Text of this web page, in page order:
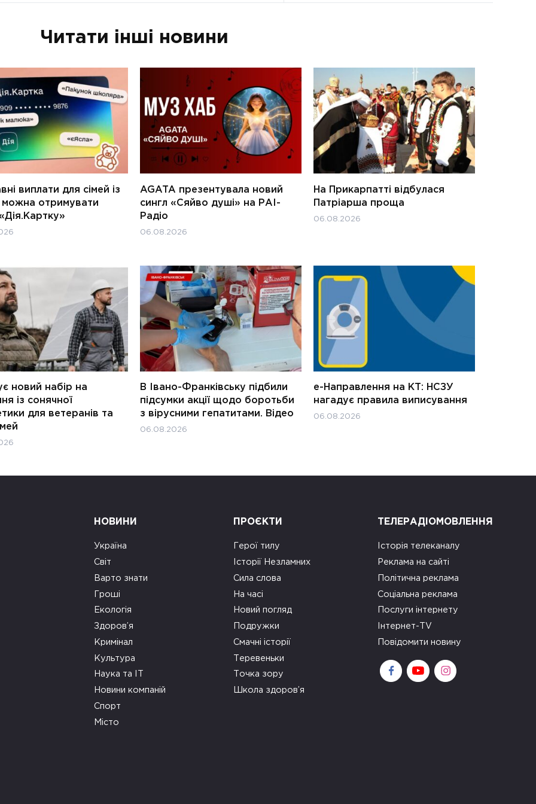
Читати інші новини
виплати для сімей із
можна отримувати
AGATA презентувала новий
сингл «Сяйво душі» на РАІ-
Радіо
06.08.2026
На Прикарпатті відбулася
Патріарша проща
06.08.2026
новий набір на
із сонячної
для ветеранів та
В Івано-Франківську підбили
підсумки акції щодо боротьби
з вірусними гепатитами. Відео
06.08.2026
е-Направлення на КТ: НСЗУ
нагадує правила виписування
06.08.2026
НОВИНИ
Україна
Світ
Варто знати
Гроші
Екологія
Здоров’я
Кримінал
Культура
Наука та ІТ
Новини компаній
Спорт
Місто
ПРОЄКТИ
Герої тилу
Історії Незламних
Сила слова
На часі
Новий погляд
Подружки
Смачні історії
Теревеньки
Точка зору
Школа здоров’я
ТЕЛЕРАДІОМОВЛЕННЯ
Історія телеканалу
Реклама на сайті
Політична реклама
Соціальна реклама
Послуги інтернету
Інтернет-TV
Повідомити новину